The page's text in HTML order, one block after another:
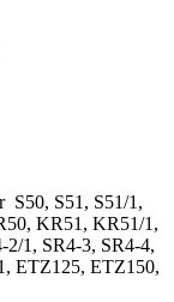
S50, S51, S51/1,
KR51, KR51/1,
2/1, SR4-3, SR4-4,
ETZ125, ETZ150,